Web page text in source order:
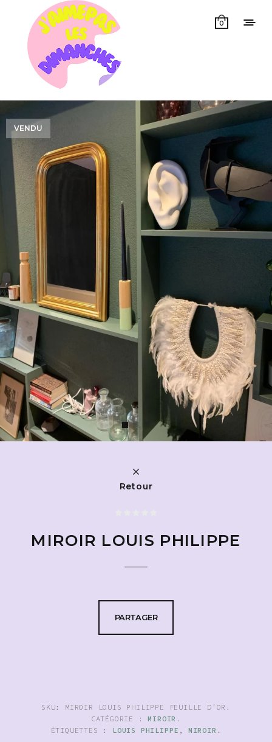
0
VENDU
Retour
MIROIR LOUIS PHILIPPE
PARTAGER
SKU: MIROIR LOUIS PHILIPPE FEUILLE D'OR .
CATÉGORIE :MIROIR .
ÉTIQUETTES : LOUIS PHILIPPE , MIROIR .